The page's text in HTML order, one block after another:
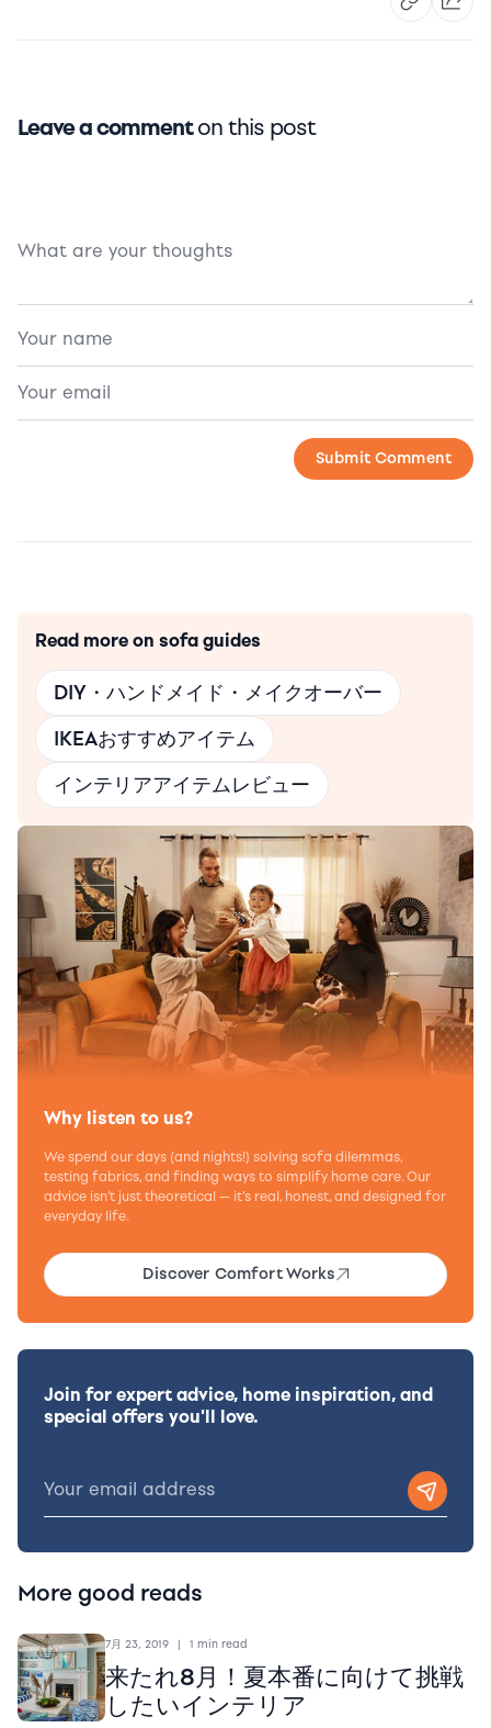
Leave a commenton this post
Read more on sofa guides
DIY・ハンドメイド・メイクオーバー
IKEAおすすめアイテム
インテリアアイテムレビュー
Why listen to us?
We spend our days (and nights!) solving sofa dilemmas,
testing fabrics, and finding ways to simplify home care. Our
advice isn’t just theoretical — it’s real, honest, and designed for
everyday life.
Discover Comfort Works
Join for expert advice, home inspiration, and
special offers you'll love.
More good reads
7月 23, 2019 | 1 min read
来たれ8月！夏本番に向けて挑戦
したいインテリア